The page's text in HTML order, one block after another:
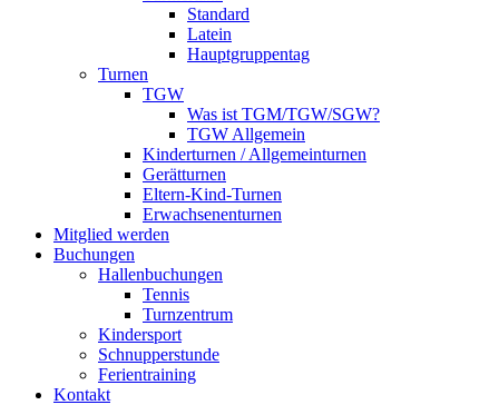
Standard
Latein
Hauptgruppentag
Turnen
TGW
Was ist TGM/TGW/SGW?
TGW Allgemein
Kinderturnen / Allgemeinturnen
Gerätturnen
Eltern-Kind-Turnen
Erwachsenenturnen
Mitglied werden
Buchungen
Hallenbuchungen
Tennis
Turnzentrum
Kindersport
Schnupperstunde
Ferientraining
Kontakt